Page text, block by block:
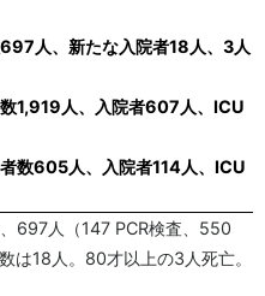
人、新たな入院者18人、3人
1,919人、入院者607人、ICU
数605人、入院者114人、ICU
697人（147 PCR検査、550
は18人。80才以上の3人死亡。